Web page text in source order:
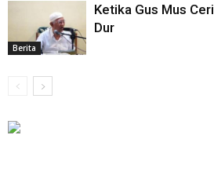
Berita
Ketika Gus Mus
Dur